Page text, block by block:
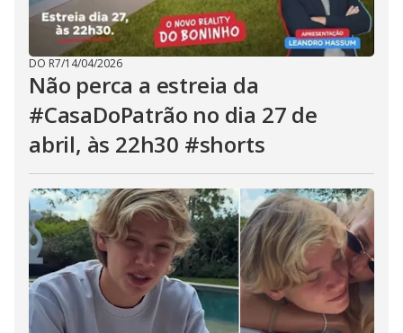
DO R7/14/04/2026
Não perca a estreia da
#CasaDoPatrão no dia 27 de
abril, às 22h30 #shorts